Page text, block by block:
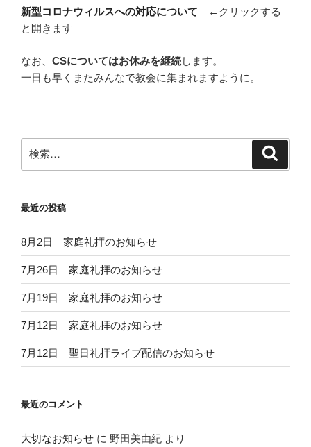
新型コロナウィルスへの対応について ←クリックする
と開きます
なお、 CSについてはお休みを継続します。
一日も早くまたみんなで教会に集まれますように。
索:
最近の投稿
8月2日 家庭礼拝のお知らせ
7月26日 家庭礼拝のお知らせ
7月19日 家庭礼拝のお知らせ
7月12日 家庭礼拝のお知らせ
7月12日 聖日礼拝ライブ配信のお知らせ
最近のコメント
大切なお知らせ に 野田美由紀 より